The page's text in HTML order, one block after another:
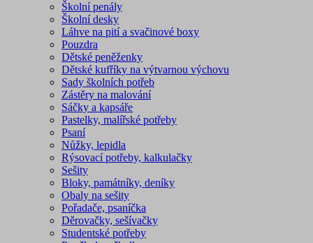
Školní penály
Školní desky
Láhve na pití a svačinové boxy
Pouzdra
Dětské peněženky
Dětské kufříky na výtvarnou výchovu
Sady školních potřeb
Zástěry na malování
Sáčky a kapsáře
Pastelky, malířské potřeby
Psaní
Nůžky, lepidla
Rýsovací potřeby, kalkulačky
Sešity
Bloky, památníky, deníky
Obaly na sešity
Pořadače, psaníčka
Děrovačky, sešívačky
Studentské potřeby